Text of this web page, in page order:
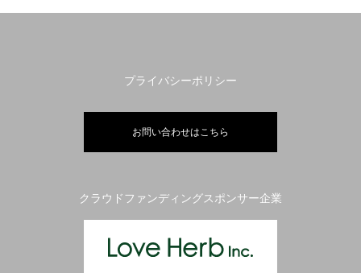
プライバシーポリシー
お問い合わせはこちら
クラウドファンディングスポンサー企業